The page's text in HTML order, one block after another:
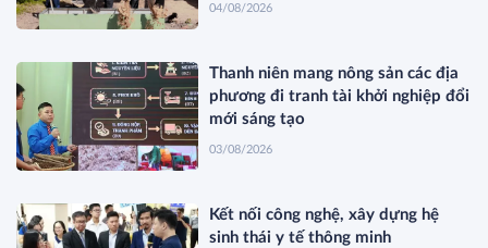
04/08/2026
Thanh niên mang nông sản các địa
phương đi tranh tài khởi nghiệp đổi
mới sáng tạo
03/08/2026
Kết nối công nghệ, xây dựng hệ
sinh thái y tế thông minh